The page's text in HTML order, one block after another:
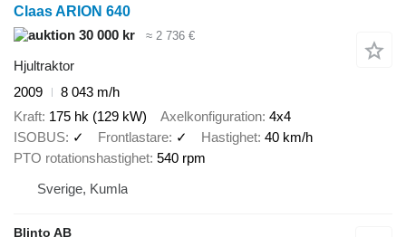
Claas ARION 640
30 000 kr
≈ 2 736 €
Hjultraktor
2009
8 043 m/h
Kraft 175 hk (129 kW) Axelkonfiguration 4x4
ISOBUS ✓ Frontlastare ✓ Hastighet 40 km/h
PTO rotationshastighet 540 rpm
Sverige, Kumla
Blinto AB